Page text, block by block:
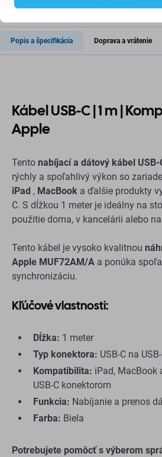
Popis a špecifikácia Doprava a vrátenie
Kábel USB-C | 1 m |
Apple
Tento nabíjací a dátový kábel USB-
rýchly a spoľahlivý výkon so
iPad , MacBook a ďalšie produkty
C. S dĺžkou 1 meter je ideálny na
použitie doma, v kancelárii alebo
Tento kábel je vysoko kvalitnou
Apple MUF72AM/A a ponúka
synchronizáciu.
Kľúčové vlastnosti:
Dĺžka: 1 meter
Typ konektora: USB-C na
Kompatibilita: iPad, MacBook
USB-C konektorom
Funkcia: Nabíjanie a prenos
Farba: Biela
Potrebujete pomôcť s výberom